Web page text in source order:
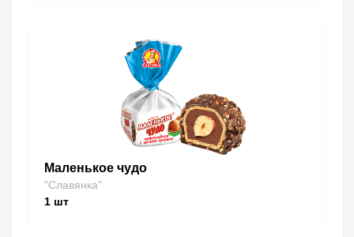
Маленькое чудо
"Славянка"
1 шт